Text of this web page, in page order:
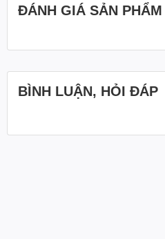
ĐÁNH GIÁ SẢN PHẨM
BÌNH LUẬN, HỎI ĐÁP